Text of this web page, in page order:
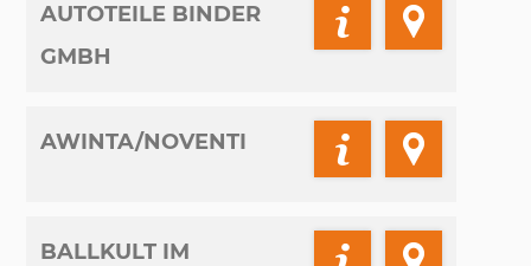
AUTOTEILE BINDER
GMBH
AWINTA/NOVENTI
BALLKULT IM